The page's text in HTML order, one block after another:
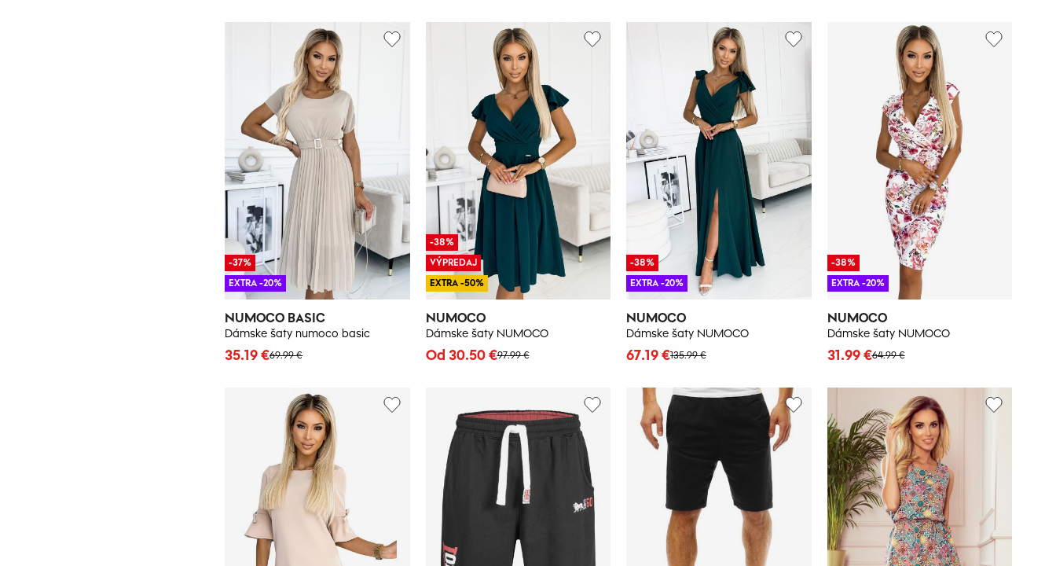
NUMOCO BASIC
Dámske šaty numoco basic
69.99 €
35.19 €
-37%
EXTRA -20%
NUMOCO
Dámske šaty NUMOCO
97.99 €
Od 30.50 €
-38%
VÝPREDAJ
EXTRA -50%
NUMOCO
Dámske šaty NUMOCO
135.99 €
67.19 €
-38%
EXTRA -20%
NUMOCO
Dámske šaty NUMOCO
64.99 €
31.99 €
-38%
EXTRA -20%